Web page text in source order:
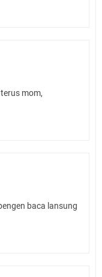
mom,
baca lansung